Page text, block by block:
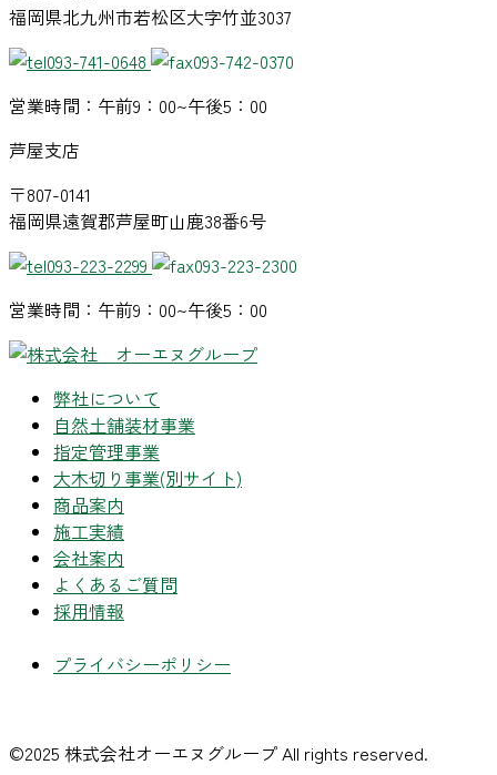
福岡県北九州市若松区大字竹並3037
093-741-0648
093-742-0370
営業時間：午前9：00~午後5：00
芦屋支店
〒807-0141
福岡県遠賀郡芦屋町山鹿38番6号
093-223-2299
093-223-2300
営業時間：午前9：00~午後5：00
弊社について
自然土舗装材事業
指定管理事業
大木切り事業(別サイト)
商品案内
施工実績
会社案内
よくあるご質問
採用情報
プライバシーポリシー
©2025 株式会社オーエヌグループ All rights reserved.